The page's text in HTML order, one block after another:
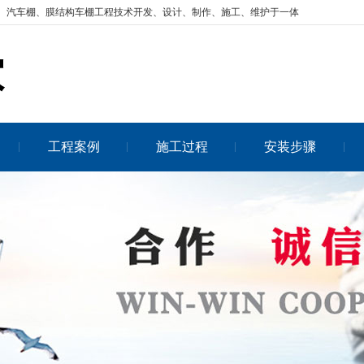
汽车棚、膜结构车棚工程技术开发、设计、制作、施工、维护于一体
工程案例 施工过程 安装步骤